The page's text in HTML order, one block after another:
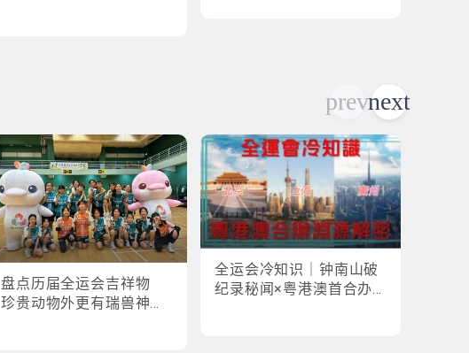
盘点历届全运会吉祥物
珍贵动物外更有瑞兽神话
全运会冷知识｜钟南山破
纪录秘闻×粤港澳首合办